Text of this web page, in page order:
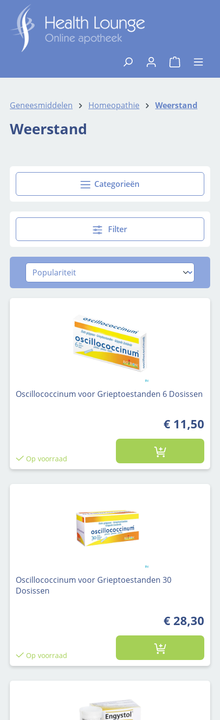
Ga naar de hoofdinhoud
{1}De
Geneesmiddelen Homeopathie Weerstand
Weerstand
Categorieën
Filter
Oscillococcinum voor Grieptoestanden 6 Dosissen
€ 11,50
Op voorraad
Oscillococcinum voor Grieptoestanden 30
Dosissen
€ 28,30
Op voorraad